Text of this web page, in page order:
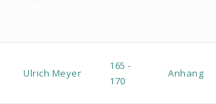
Ulrich Meyer
165 -
170
Anhang